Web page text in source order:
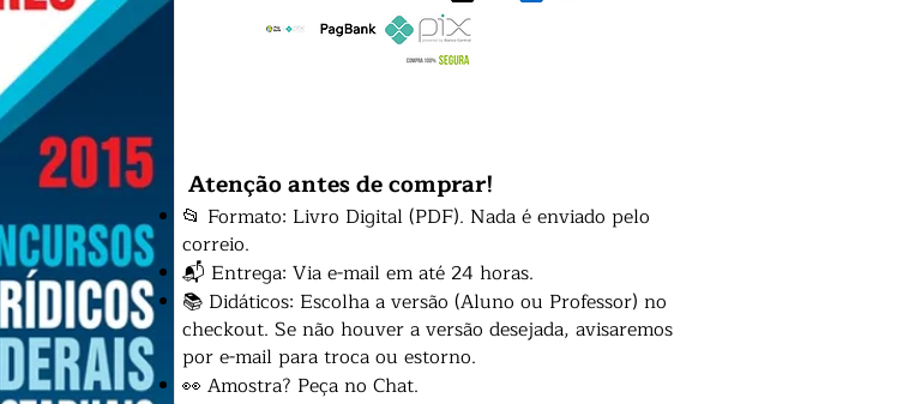
Atenção antes de comprar!
📂 Formato: Livro Digital (PDF). Nada é enviado pelo
correio.
📬 Entrega: Via e-mail em até 24 horas.
📚 Didáticos: Escolha a versão (Aluno ou Professor) no
checkout. Se não houver a versão desejada, avisaremos
por e-mail para troca ou estorno.
👀 Amostra? Peça no Chat.